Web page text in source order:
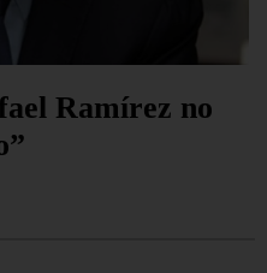
Ramírez no